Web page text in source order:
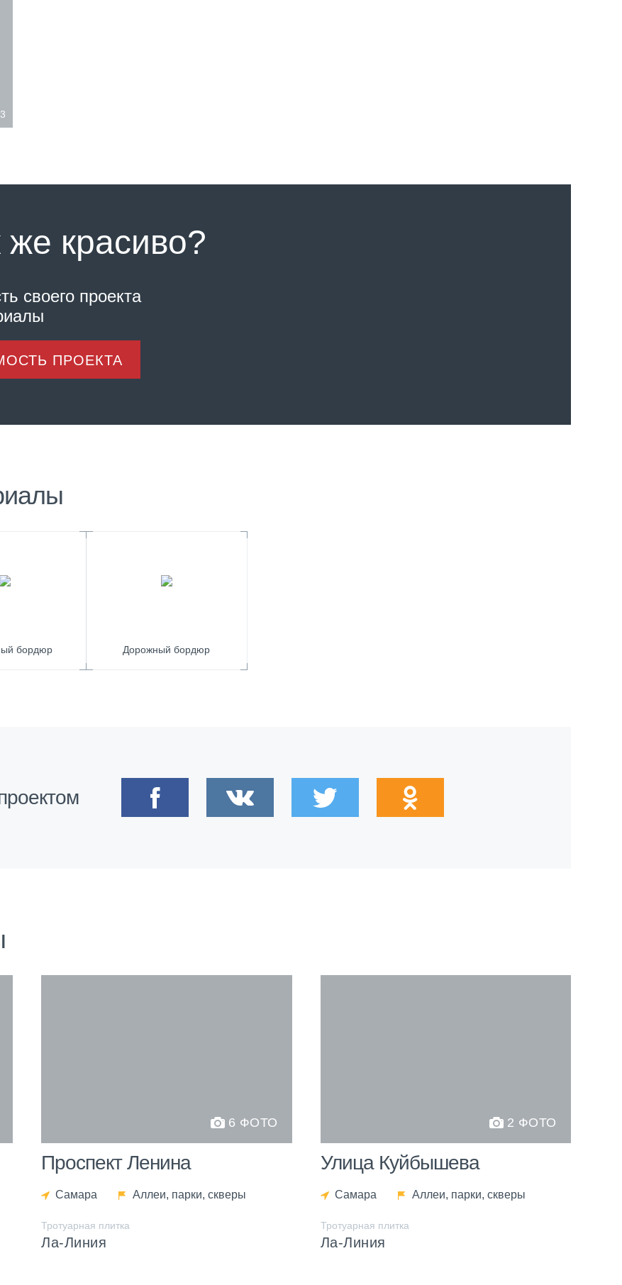
же красиво?
своего проекта
ПРОЕКТА
бордюр Дорожный бордюр
6 ФОТО
Проспект Ленина
Самара Аллеи, парки, скверы
Тротуарная плитка
Ла-Линия
2 ФОТО
Улица Куйбышева
Самара Аллеи, парки, скверы
Тротуарная плитка
Ла-Линия